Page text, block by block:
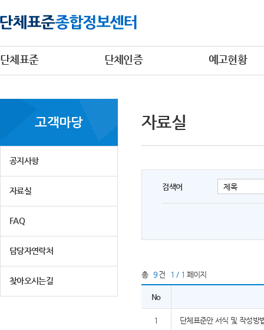
단체표준 단체인증 예고현황
고객마당
공지사항
자료실
FAQ
담당자연락처
찾아오시는길
자료실
검색어
총 9 건 1 / 1 페이지
No
1 단체표준안 서식 및 작성방